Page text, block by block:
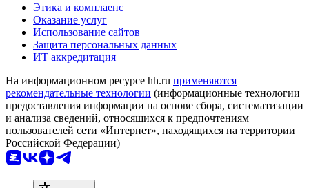
Этика и комплаенс
Оказание услуг
Использование сайтов
Защита персональных данных
ИТ аккредитация
На информационном ресурсе hh.ru применяются
рекомендательные технологии (информационные технологии
предоставления информации на основе сбора, систематизации
и анализа сведений, относящихся к предпочтениям
пользователей сети «Интернет», находящихся на территории
Российской Федерации)